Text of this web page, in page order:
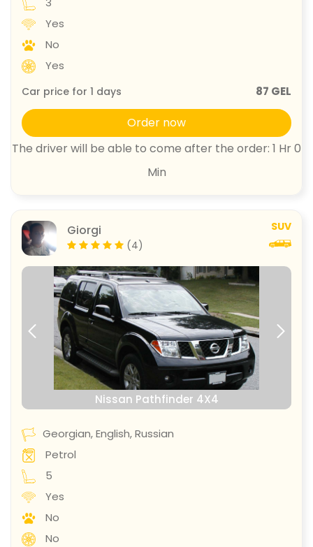
Yes
No
Yes
Car price for 1 days 87 GEL
Order now
The driver will be able to come after the order: 1 Hr 0
Min
Giorgi
(4)
SUV
prev next
Nissan Pathfinder 4X4
Georgian, English, Russian
Petrol
5
Yes
No
No